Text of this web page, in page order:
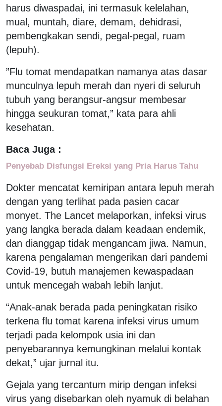
harus diwaspadai, ini termasuk kelelahan,
mual, muntah, diare, demam, dehidrasi,
pembengkakan sendi, pegal-pegal, ruam
(lepuh).
”Flu tomat mendapatkan namanya atas dasar
munculnya lepuh merah dan nyeri di seluruh
tubuh yang berangsur-angsur membesar
hingga seukuran tomat,” kata para ahli
kesehatan.
Baca Juga :
Penyebab Disfungsi Ereksi yang Pria Harus Tahu
Dokter mencatat kemiripan antara lepuh merah
dengan yang terlihat pada pasien cacar
monyet. The Lancet melaporkan, infeksi virus
yang langka berada dalam keadaan endemik,
dan dianggap tidak mengancam jiwa. Namun,
karena pengalaman mengerikan dari pandemi
Covid-19, butuh manajemen kewaspadaan
untuk mencegah wabah lebih lanjut.
“Anak-anak berada pada peningkatan risiko
terkena flu tomat karena infeksi virus umum
terjadi pada kelompok usia ini dan
penyebarannya kemungkinan melalui kontak
dekat,” ujar jurnal itu.
Gejala yang tercantum mirip dengan infeksi
virus yang disebarkan oleh nyamuk di belahan